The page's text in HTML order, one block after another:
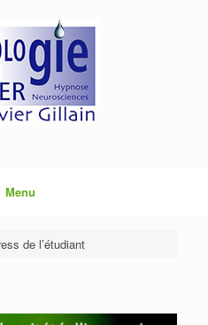
Menu
de l’étudiant